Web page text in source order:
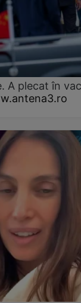
A plecat în